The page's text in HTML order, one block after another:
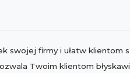
swojej firmy i ułatw klientom
Twoim klientom